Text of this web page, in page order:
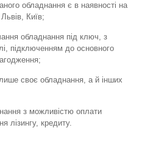
обладнання є в наявності на
Київ;
обладнання під ключ, з
підключенням до основного
своє обладнання, а й інших
з можливістю оплати
лізингу, кредиту.